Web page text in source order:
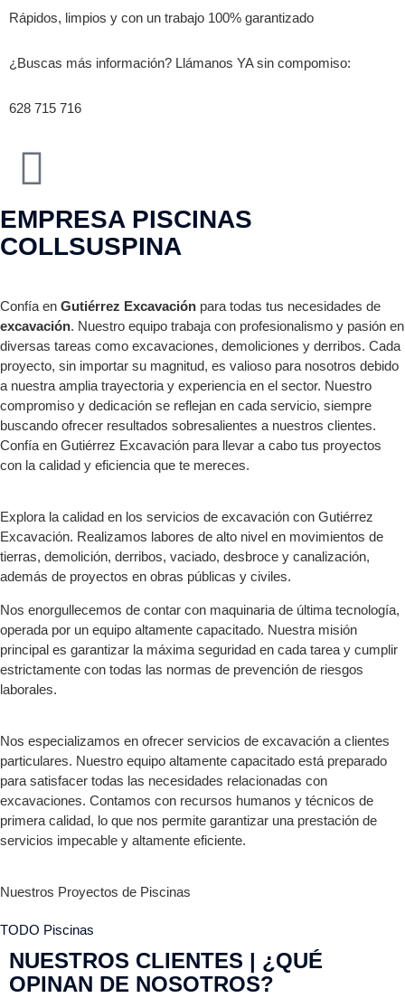
Rápidos, limpios y con un trabajo 100% garantizado
¿Buscas más información? Llámanos YA sin compomiso:
628 715 716
EMPRESA PISCINAS
COLLSUSPINA
Confía en Gutiérrez Excavación para todas tus necesidades de
excavación. Nuestro equipo trabaja con profesionalismo y pasión en
diversas tareas como excavaciones, demoliciones y derribos. Cada
proyecto, sin importar su magnitud, es valioso para nosotros debido
a nuestra amplia trayectoria y experiencia en el sector. Nuestro
compromiso y dedicación se reflejan en cada servicio, siempre
buscando ofrecer resultados sobresalientes a nuestros clientes.
Confía en Gutiérrez Excavación para llevar a cabo tus proyectos
con la calidad y eficiencia que te mereces.
Explora la calidad en los servicios de excavación con Gutiérrez
Excavación. Realizamos labores de alto nivel en movimientos de
tierras, demolición, derribos, vaciado, desbroce y canalización,
además de proyectos en obras públicas y civiles.
Nos enorgullecemos de contar con maquinaria de última tecnología,
operada por un equipo altamente capacitado. Nuestra misión
principal es garantizar la máxima seguridad en cada tarea y cumplir
estrictamente con todas las normas de prevención de riesgos
laborales.
Nos especializamos en ofrecer servicios de excavación a clientes
particulares. Nuestro equipo altamente capacitado está preparado
para satisfacer todas las necesidades relacionadas con
excavaciones. Contamos con recursos humanos y técnicos de
primera calidad, lo que nos permite garantizar una prestación de
servicios impecable y altamente eficiente.
Nuestros Proyectos de Piscinas
TODO Piscinas
NUESTROS CLIENTES | ¿QUÉ
OPINAN DE NOSOTROS?